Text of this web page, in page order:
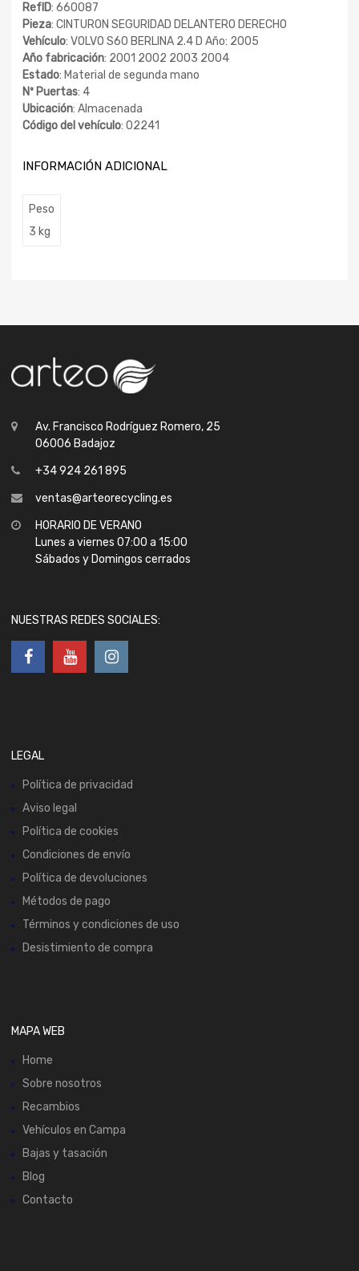
RefID: 660087
Pieza: CINTURON SEGURIDAD DELANTERO DERECHO
Vehículo: VOLVO S60 BERLINA 2.4 D Año: 2005
Año fabricación: 2001 2002 2003 2004
Estado: Material de segunda mano
Nº Puertas: 4
Ubicación: Almacenada
Código del vehículo: 02241
INFORMACIÓN ADICIONAL
Peso
3 kg
Av. Francisco Rodríguez Romero, 25
06006 Badajoz
+34 924 261 895
ventas@arteorecycling.es
HORARIO DE VERANO
Lunes a viernes 07:00 a 15:00
Sábados y Domingos cerrados
NUESTRAS REDES SOCIALES:
LEGAL
Política de privacidad
Aviso legal
Política de cookies
Condiciones de envío
Política de devoluciones
Métodos de pago
Términos y condiciones de uso
Desistimiento de compra
MAPA WEB
Home
Sobre nosotros
Recambios
Vehículos en Campa
Bajas y tasación
Blog
Contacto